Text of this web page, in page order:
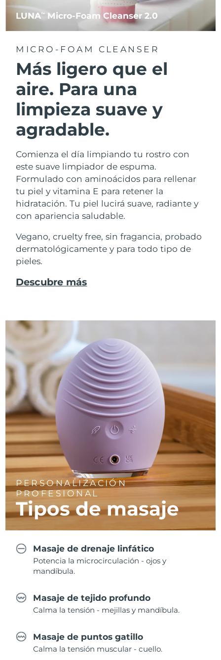
LUNATM Micro-Foam Cleanser 2.0
MICRO-FOAM CLEANSER
Más ligero que el
aire. Para una
limpieza suave y
agradable.
Comienza el día limpiando tu rostro con
este suave limpiador de espuma.
Formulado con aminoácidos para rellenar
tu piel y vitamina E para retener la
hidratación. Tu piel lucirá suave, radiante y
con apariencia saludable.
Vegano, cruelty free, sin fragancia, probado
dermatológicamente y para todo tipo de
pieles.
Descubre más
PERSONALIZACIÓN
PROFESIONAL
Tipos de masaje
Masaje de drenaje linfático
Potencia la microcirculación - ojos y
mandíbula.
Masaje de tejido profundo
Calma la tensión - mejillas y mandíbula.
Masaje de puntos gatillo
Calma la tensión muscular - cuello.